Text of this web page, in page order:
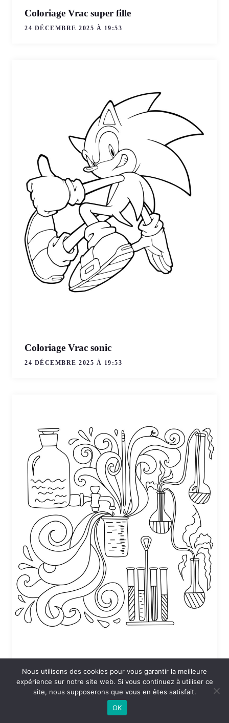
Coloriage Vrac super fille
24 DÉCEMBRE 2025 À 19:53
Coloriage Vrac sonic
24 DÉCEMBRE 2025 À 19:53
Coloriage Sciences en vrac
24 DÉCEMBRE 2025 À 19:53
Nous utilisons des cookies pour vous garantir la meilleure
expérience sur notre site web. Si vous continuez à utiliser ce
site, nous supposerons que vous en êtes satisfait.
OK